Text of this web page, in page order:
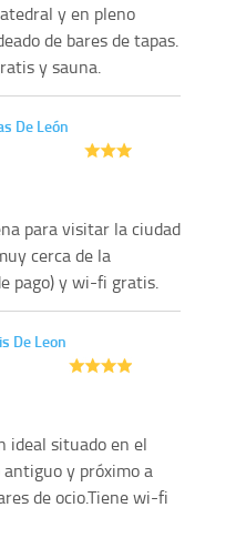
y en pleno
de bares de tapas.
y sauna.
De León
para visitar la ciudad
cerca de la
pago) y wi-fi gratis.
De Leon
ideal situado en el
y próximo a
de ocio.Tiene wi-fi